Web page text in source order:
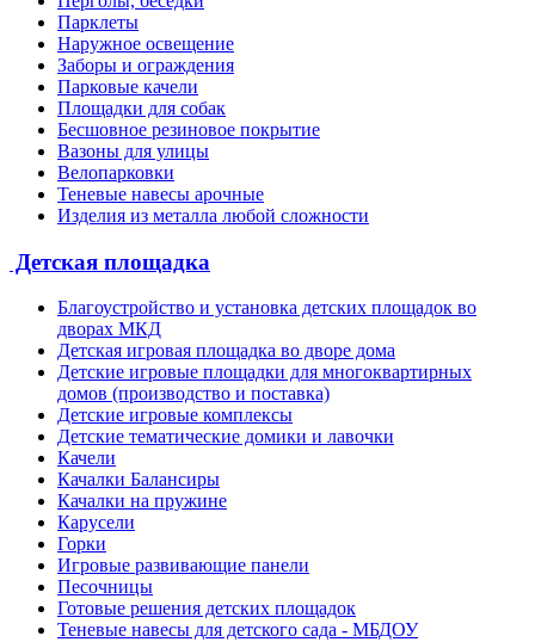
Парклеты
Наружное освещение
Заборы и ограждения
Парковые качели
Площадки для собак
Бесшовное резиновое покрытие
Вазоны для улицы
Велопарковки
Теневые навесы арочные
Изделия из металла любой сложности
Детская площадка
Благоустройство и установка детских площадок во
дворах МКД
Детская игровая площадка во дворе дома
Детские игровые площадки для многоквартирных
домов (производство и поставка)
Детские игровые комплексы
Детские тематические домики и лавочки
Качели
Качалки Балансиры
Качалки на пружине
Карусели
Горки
Игровые развивающие панели
Песочницы
Готовые решения детских площадок
Теневые навесы для детского сада - МБДОУ